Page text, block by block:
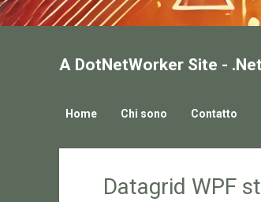
A DotNetWorker Site -
Home Chi sono Contatto
Datagrid WPF